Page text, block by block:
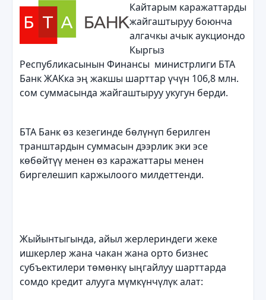
Кайтарым каражаттарды
жайгаштыруу боюнча
алгачкы ачык аукциондо
Кыргыз
Республикасынын Финансы министрлиги БТА
Банк ЖАКка эң жакшы шарттар үчүн 106,8 млн.
сом суммасында жайгаштыруу укугун берди.
БТА Банк өз кезегинде бөлүнүп берилген
транштардын суммасын дээрлик эки эсе
көбөйтүү менен өз каражаттары менен
биргелешип каржылоого милдеттенди.
Жыйынтыгында, айыл жерлериндеги жеке
ишкерлер жана чакан жана орто бизнес
субъектилери төмөнкү ыңгайлуу шарттарда
сомдо кредит алууга мүмкүнчүлүк алат: